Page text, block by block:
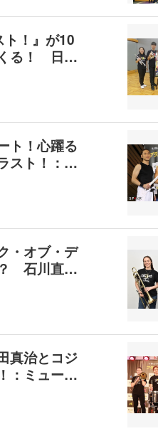
！』が10
くる！ 日…
ト！心躍る
スト！：…
・オブ・デ
？ 石川直…
真治とコジ
：ミュー…